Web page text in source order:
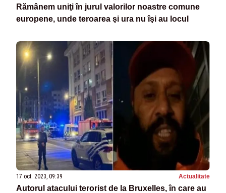
Rămânem uniţi în jurul valorilor noastre comune
europene, unde teroarea şi ura nu îşi au locul
17 oct. 2023, 09:39 Actualitate
Autorul atacului terorist de la Bruxelles, în care au